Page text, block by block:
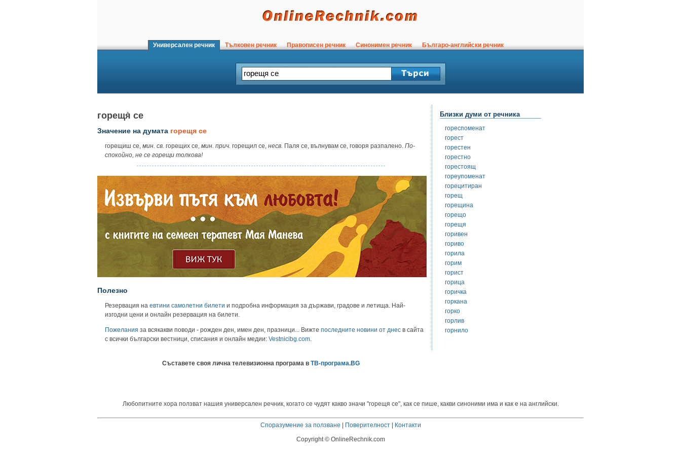
Универсален речник Тълковен речник Правописен речник Синонимен речник Българо-английски речник
горещя̀ се
Значение на думата горещя се
горещиш се, мин. св. горещих се, мин. прич. горещил се, несв. Паля се, вълнувам се, говоря разпалено. По-
спокойно, не се горещи толкова!
Полезно
Резервация на евтини самолетни билети и подробна информация за държави, градове и летища. Най-
изгодни цени и онлайн резервация на билети.
Пожелания за всякакви поводи - рожден ден, имен ден, празници... Вижте последните новини от днес в сайта
с всички български вестници, списания и онлайн медии: Vestnicibg.com
Съставете своя лична телевизионна програма в ТВ-програма.BG
Близки думи от речника
гореспоменат
горест
горестен
горестно
горестоящ
гореупоменат
горецитиран
горещ
горещина
горещо
горещя
горивен
гориво
горила
горим
горист
горица
горичка
горкана
горко
горлив
горнило
Любопитните хора ползват нашия универсален речник, когато се чудят какво значи "горещя се", как се пише, какви синоними има и как е на английски.
Споразумение за ползване | Поверителност| Контакти
Copyright © OnlineRechnik.com